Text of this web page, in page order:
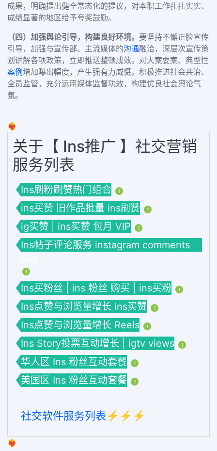
成果，明确提出健全常态化的提议，对本职工作扎扎实实、
成绩显著的地区给予夸奖鼓励。
（四）加强舆论引导，构建良好环境。 要坚持不懈正脸宣传
引导，加强与宣传部、主流媒体的沟通融洽，深层次宣传策
划讲解各项政策，立即推送整顿成效。对大案要案、典型性
案例增加曝出幅度，产生强有力威慑。积极推进社会共治、
全员监管，充分运用媒体监督功效，构建优良社会舆论气
氛。
❤️‍🔥
关于【 Ins推广 】社交营销
服务列表
Ins刷粉刷赞热门组合 1
ins买赞 旧作品批量 ins刷赞 1
ig买赞 | ins买赞 包月 VIP 1
Ins帖子评论服务 instagram comments
1
Ins买粉丝 | ins 粉丝 购买 | ins买粉 1
Ins点赞与浏览量增长 ins买赞 1
Ins点赞与浏览量增长 Reels 1
Ins Story投票互动增长 | igtv views 1
华人区 Ins 粉丝互动套餐 1
美国区 Ins 粉丝互动套餐 1
社交软件服务列表⚡️⚡️⚡️
❤️‍🔥